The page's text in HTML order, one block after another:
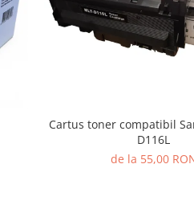
Cartus toner compatibil
D116L
de la 55,00